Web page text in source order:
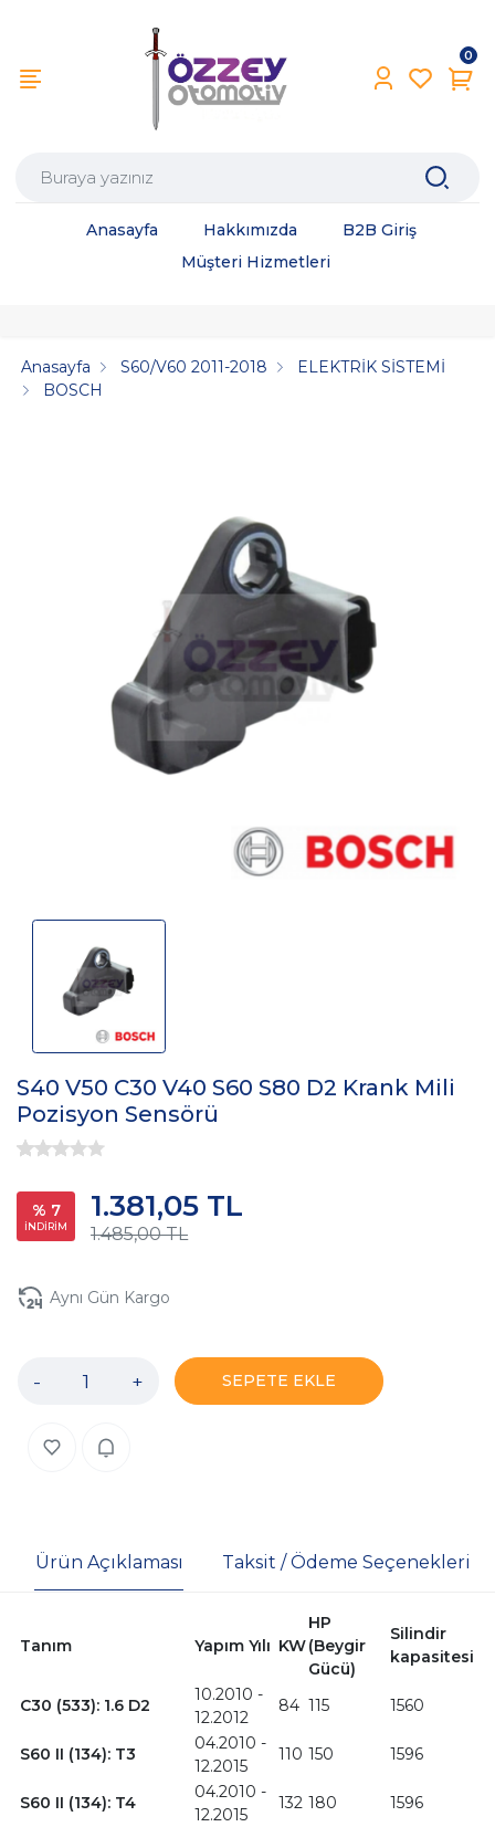
0
Anasayfa Hakkımızda
B2B Giriş
Müşteri Hizmetleri
Anasayfa S60/V60 2011-2018
ELEKTRİK SİSTEMİ
BOSCH
S40 V50 C30 V40 S60 S80 D2 Krank Mili
Pozisyon Sensörü
% 7
İNDİRİM 1.485,00 TL
1.381,05 TL
Aynı Gün Kargo
- + SEPETE EKLE
Ürün Açıklaması Taksit / Ödeme Seçenekleri
Tanım Yapım Yılı KW
HP
(Beygir
Gücü)
Silindir
kapasitesi
C30 (533): 1.6 D2
10.2010 -
12.2012
84 115 1560
S60 II (134): T3
04.2010 -
12.2015
110 150 1596
S60 II (134): T4
04.2010 -
12.2015
132 180 1596